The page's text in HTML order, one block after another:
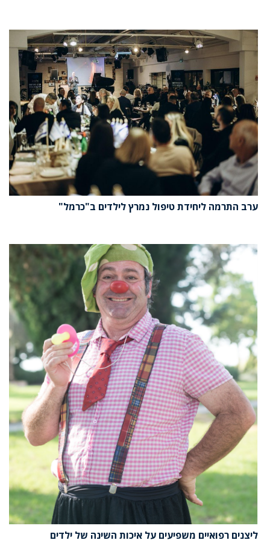
ערב התרמה ליחידת טיפול נמרץ לילדים ב"כרמל"
ליצנים רפואיים משפיעים על איכות השינה של ילדים